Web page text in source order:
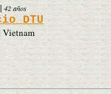
| 42 años
DTU
Vietnam